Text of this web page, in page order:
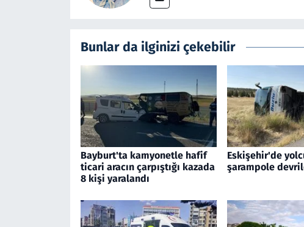
Bunlar da ilginizi çekebilir
Bayburt'ta kamyonetle hafif
ticari aracın çarpıştığı kazada
8 kişi yaralandı
Eskişehir'de
şarampole